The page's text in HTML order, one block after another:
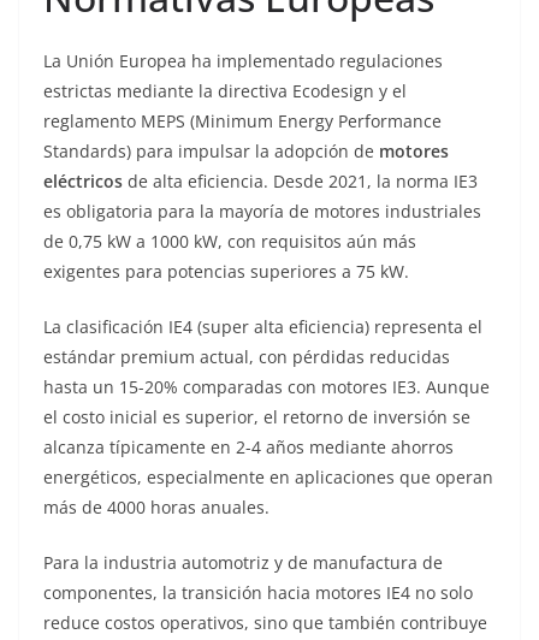
La Unión Europea ha implementado regulaciones
estrictas mediante la directiva Ecodesign y el
reglamento MEPS (Minimum Energy Performance
Standards) para impulsar la adopción de motores
eléctricos de alta eficiencia. Desde 2021, la norma IE3
es obligatoria para la mayoría de motores industriales
de 0,75 kW a 1000 kW, con requisitos aún más
exigentes para potencias superiores a 75 kW.
La clasificación IE4 (super alta eficiencia) representa el
estándar premium actual, con pérdidas reducidas
hasta un 15-20% comparadas con motores IE3. Aunque
el costo inicial es superior, el retorno de inversión se
alcanza típicamente en 2-4 años mediante ahorros
energéticos, especialmente en aplicaciones que operan
más de 4000 horas anuales.
Para la industria automotriz y de manufactura de
componentes, la transición hacia motores IE4 no solo
reduce costos operativos, sino que también contribuye